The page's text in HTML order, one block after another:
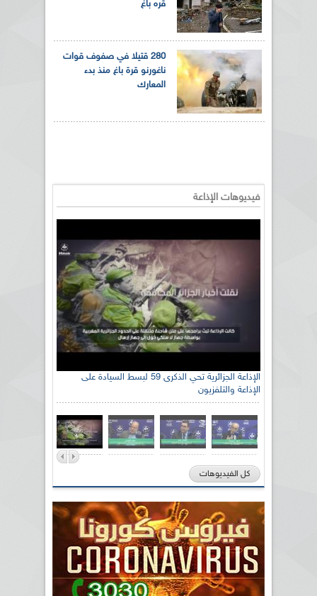
قره باغ
280 قتيلا في صفوف قوات
ناغورنو قرة باغ منذ بدء
المعارك
فيديوهات الإذاعة
الإذاعة الجزائرية تحي الذكرى 59 لبسط السيادة على
الإذاعة والتلفزيون
كل الفيديوهات